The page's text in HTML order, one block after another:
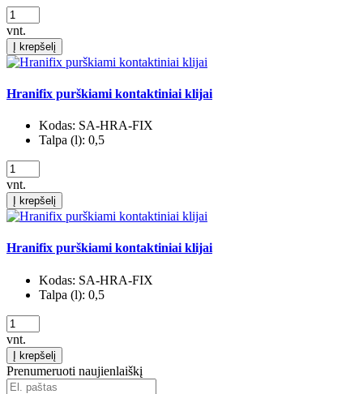
vnt.
Į krepšelį
Hranifix purškiami kontaktiniai klijai
Kodas: SA-HRA-FIX
Talpa (l): 0,5
vnt.
Į krepšelį
Hranifix purškiami kontaktiniai klijai
Kodas: SA-HRA-FIX
Talpa (l): 0,5
vnt.
Į krepšelį
Prenumeruoti naujienlaiškį